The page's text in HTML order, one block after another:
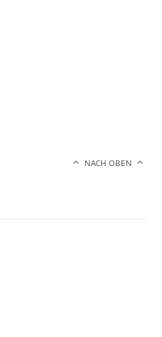
NACH OBEN